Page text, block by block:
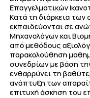
Επαγγελματικών
Κατά τη διάρκεια
εκπαιδεύονται σε
Μηχανολόγων και
από μεθόδους
παρακολούθηση
συνεδρίων με βάση
ενθαρρύνει τη
ανάπτυξη των
επιτυχή άσκηση του